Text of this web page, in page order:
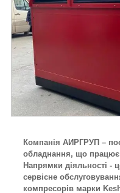
Компанія АИРГРУП –
обладнання, що працює
Напрямки діяльності -
сервісне
компресорів марки